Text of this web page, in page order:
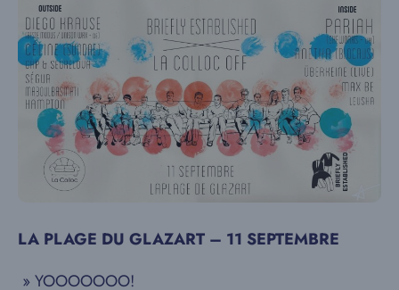
LA PLAGE DU GLAZART – 11 SEPTEMBRE
» YOOOOOOO!